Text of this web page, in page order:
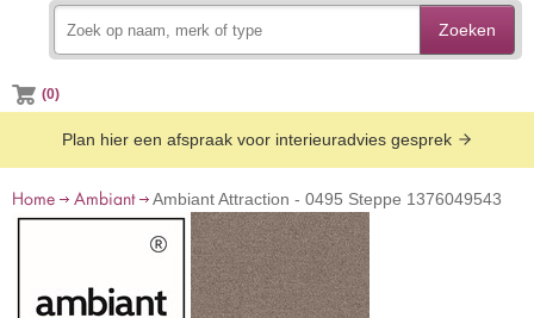
Zoeken
(0)
Plan hier een afspraak voor interieuradvies gesprek
Home Ambiant Ambiant Attraction - 0495 Steppe 1376049543